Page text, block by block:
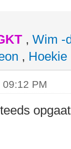
, Wim -
, Hoekie
PM